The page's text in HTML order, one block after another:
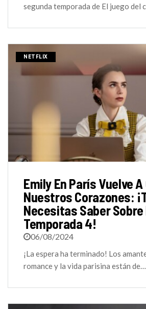
segunda temporada de El juego del
NETFLIX
Emily En París Vuelve
Nuestros Corazones:
Necesitas Saber Sobre
Temporada 4!
06/08/2024
¡La espera ha terminado! Los
romance y la vida parisina están de…